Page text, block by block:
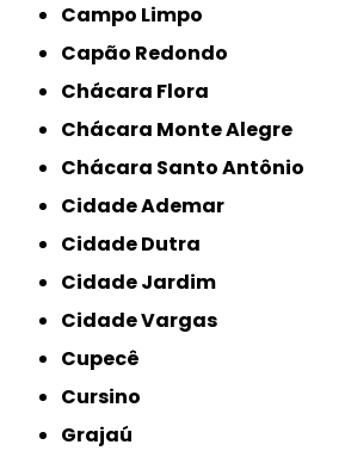
Campo Limpo
Capão Redondo
Chácara Flora
Chácara Monte Alegre
Chácara Santo Antônio
Cidade Ademar
Cidade Dutra
Cidade Jardim
Cidade Vargas
Cupecê
Cursino
Grajaú